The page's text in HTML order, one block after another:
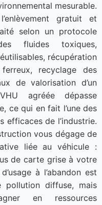
mesurable.
gratuit et
selon un protocole
fluides toxiques,
récupération
recyclage des
de valorisation d’un
agréée dépasse
ce qui en fait l’une des
efficaces de l’industrie.
vous dégage de
liée au véhicule :
de carte grise à votre
à l’abandon est
pollution diffuse, mais
en ressources